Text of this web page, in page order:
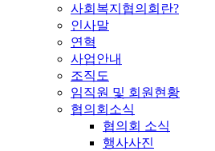
사회복지협의회란?
인사말
연혁
사업안내
조직도
임직원 및 회원현황
협의회소식
협의회 소식
행사사진